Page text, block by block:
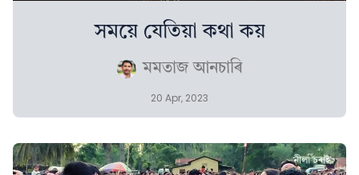
সময়ে যেতিয়া কথা কয়
মমতাজ আনচাৰি
20 Apr, 2023